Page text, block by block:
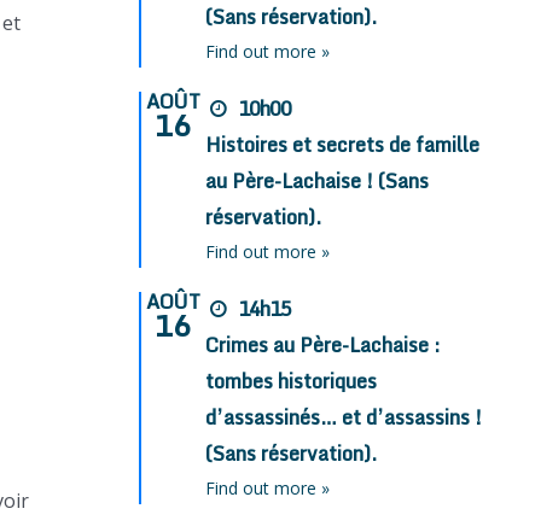
(Sans réservation).
Find out more »
AOÛT
16
10h00
Histoires et secrets de famille
au Père-Lachaise ! (Sans
réservation).
Find out more »
AOÛT
16
14h15
Crimes au Père-Lachaise :
tombes historiques
d’assassinés… et d’assassins !
(Sans réservation).
Find out more »